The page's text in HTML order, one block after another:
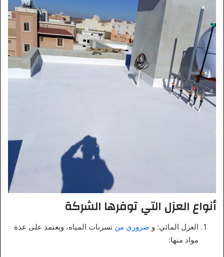
أنواع العزل التي توفرها الشركة
العزل المائي: و ضروري من تسربات المياه، ويعتمد على عدة
مواد منها: